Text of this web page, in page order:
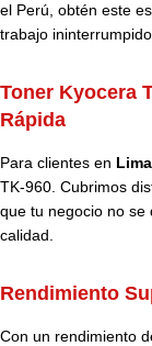
el Perú, obtén este
trabajo ininterrumpido.
Toner Kyocera
Rápida
Para clientes en Lima
TK-960. Cubrimos
que tu negocio no se
calidad.
Rendimiento
Con un rendimiento